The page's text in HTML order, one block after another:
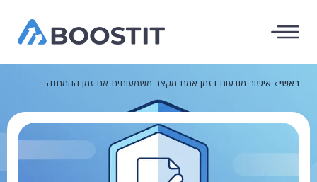
ראשי › אישור מודעות בזמן אמת מקצר משמעותית את זמן ההמתנה